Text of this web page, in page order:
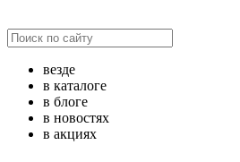
везде
в каталоге
в блоге
в новостях
в акциях